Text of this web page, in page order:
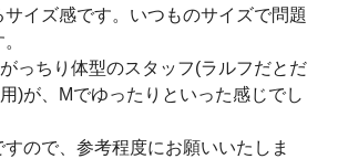
イズ感です。いつものサイズで問題
っちり体型のスタッフ(ラルフだとだ
)が、Mでゆったりといった感じでし
ので、参考程度にお願いいたしま